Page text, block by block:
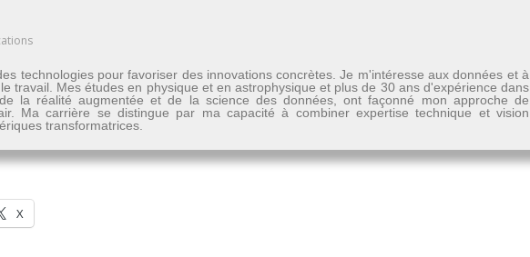
technologies pour favoriser des innovations concrètes. Je m'intéresse aux données et à
travail. Mes études en physique et en astrophysique et plus de 30 ans d'expérience dans
la réalité augmentée et de la science des données, ont façonné mon approche de
Ma carrière se distingue par ma capacité à combiner expertise technique et vision
transformatrices.
X